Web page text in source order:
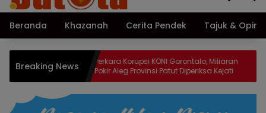
Beranda Khazanah Cerita Pendek Tajuk & Opini
Breaking NewsPerkara Korupsi KONI Gorontalo, Miliaran
Pokir Aleg Provinsi Patut Diperiksa Kejati